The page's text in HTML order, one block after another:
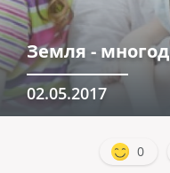
Земля -
02.05.2017
0